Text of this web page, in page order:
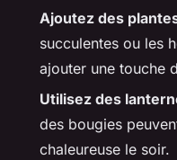
Ajoutez des
succulentes ou les
ajouter une touche
Utilisez des
des bougies
chaleureuse le soir.